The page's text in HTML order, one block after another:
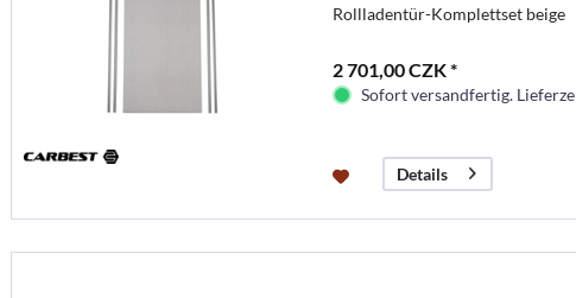
Rollladentür-Komplettset beige
2 701,00 CZK *
Sofort versandfertig.
Details